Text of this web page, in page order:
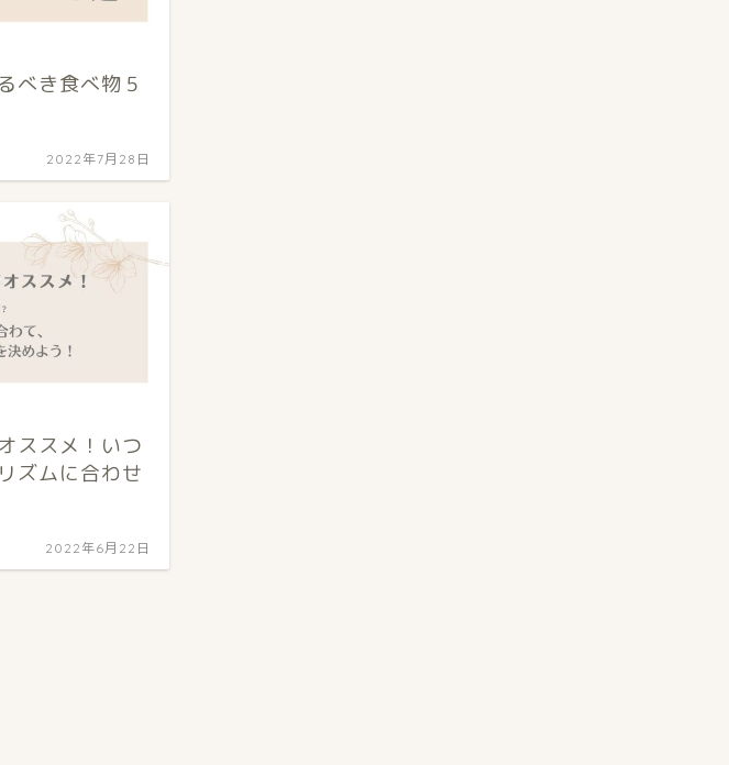
べき食べ物５
2022年7月28日
ススメ！いつ
ズムに合わせ
2022年6月22日